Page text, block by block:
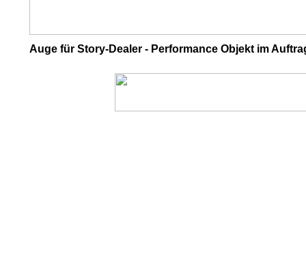
Auge für Story-Dealer - Performance Objekt im